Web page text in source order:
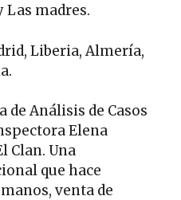
Las madres.
Liberia, Almería,
de Análisis de Casos
Elena
Clan. Una
que hace
venta de